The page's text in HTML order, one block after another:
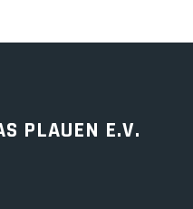
PLAUEN E.V.